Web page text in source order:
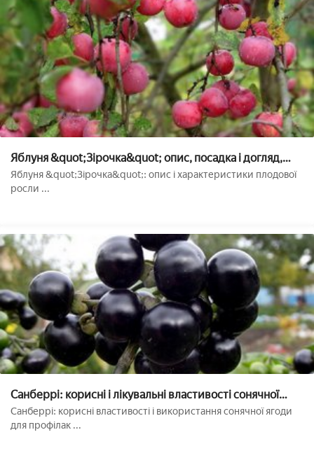
Яблуня &quot;Зірочка&quot; опис, посадка і догляд,
фото
Яблуня &quot;Зірочка&quot;: опис і характеристики плодової
росли ...
Санберрі: корисні і лікувальні властивості сонячної
ягоди
Санберрі: корисні властивості і використання сонячної ягоди
для профілак ...